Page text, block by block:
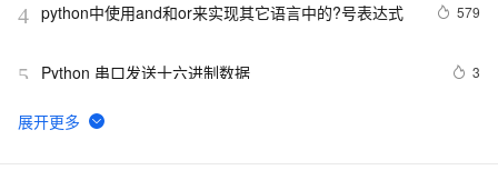
4 python中使用and和or来实现其它语言中的?号表达式 579
5 Python 串口发送十六进制数据 3
6 Python 多线程之threading介绍